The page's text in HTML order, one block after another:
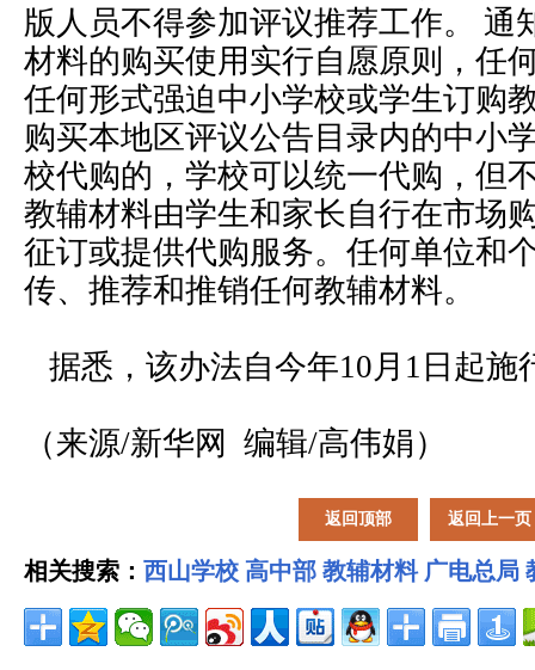
版人员不得参加评议推荐工作。 通
材料的购买使用实行自愿原则，任
任何形式强迫中小学校或学生订购
购买本地区评议公告目录内的中小
校代购的，学校可以统一代购，但
教辅材料由学生和家长自行在市场
征订或提供代购服务。任何单位和
传、推荐和推销任何教辅材料。
据悉，该办法自今年10月1日起施
（来源/新华网 编辑/高伟娟）
返回顶部 返回上一页
相关搜索： 西山学校 高中部 教辅材料 广电总局